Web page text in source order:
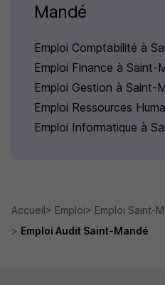
Mandé
Emploi Comptabilité à
Emploi Finance à Saint-
Emploi Gestion à Saint-
Emploi Ressources
Emploi Informatique à
Accueil Emploi
Emploi Saint-
Emploi Audit Saint-Mandé